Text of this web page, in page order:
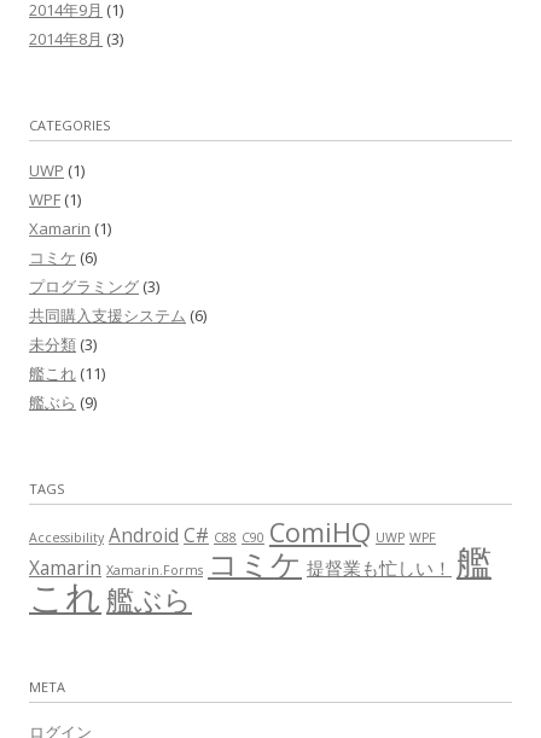
2014年9月 (1)
2014年8月 (3)
CATEGORIES
UWP (1)
WPF (1)
Xamarin (1)
コミケ (6)
プログラミング (3)
共同購入支援システム (6)
未分類 (3)
艦これ (11)
艦ぶら (9)
TAGS
Accessibility Android C# C88 C90 ComiHQ UWP WPF
Xamarin Xamarin.Forms コミケ 提督業も忙しい！ 艦
これ艦ぶら
META
ログイン